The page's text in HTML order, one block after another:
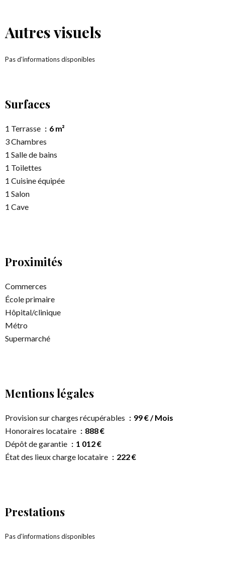
Autres visuels
Pas d'informations disponibles
Surfaces
1 Terrasse
6 m²
3 Chambres
1 Salle de bains
1 Toilettes
1 Cuisine équipée
1 Salon
1 Cave
Proximités
Commerces
École primaire
Hôpital/clinique
Métro
Supermarché
Mentions légales
Provision sur charges récupérables
99 € / Mois
Honoraires locataire
888 €
Dépôt de garantie
1 012 €
État des lieux charge locataire
222 €
Prestations
Pas d'informations disponibles